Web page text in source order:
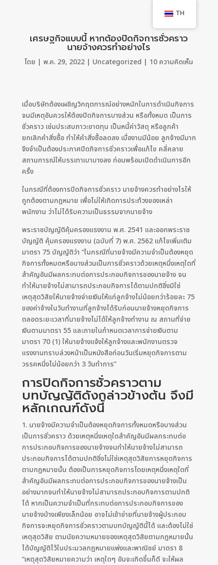
เศรษฐกิจแบบนี้ หากต้องปิดกิจการชั่วคราว
นายจ้างควรทำอย่างไร
โดย |พ.ค. 29, 2022 | Uncategorized | 10 ความคิดเห็น
เมื่อบริษัทต้องเผชิญวิกฤตการณ์อย่างหนักในการดำเนินกิจการ
จนมีเหตุอันควรให้ต้องปิดกิจการบางส่วน หรือทั้งหมด เป็นการ
ชั่วคราว เช่นประสบภาวะขาดทุน เป็นหนี้ค่าวัสดุ หรือลูกค้า
ยกเลิกคำสั่งซื้อ ทำให้คำสั่งซื้อลดลง เมื่องานมีน้อย ลูกจ้างมีมาก
จึงจำเป็นต้องประกาศปิดกิจการชั่วคราวเพื่อแก้ไข คลี่คลาย
สถานการณ์ให้บรรเทาเบาบางลง ก่อนพร้อมเปิดดำเนินการอีก
ครั้ง
ในกรณีที่ต้องการปิดกิจการชั่วคราว นายจ้างควรทำอย่างไรให้
ถูกต้องตามกฎหมาย เพื่อไม่ให้เกิดการประท้วงของเหล่า
พนักงาน ว่าไม่ได้รับความเป็นธรรมจากนายจ้าง
พระราชบัญญัติคุ้มครองแรงงาน พ.ศ. 2541 และออกพระราช
บัญญัติ คุ้มครองแรงงาน (ฉบับที่ 7) พ.ศ. 2562 แก้ไขเพิ่มเติม
มาตรา 75 บัญญัติว่า “ในกรณีที่นายจ้างมีความจำเป็นต้องหยุด
กิจการทั้งหมดหรือบางส่วนเป็นการชั่วคราวด้วยเหตุหนึ่งเหตุใดที่
สำคัญอันมีผลกระทบต่อการประกอบกิจการของนายจ้าง จน
ทำให้นายจ้างไม่สามารถประกอบกิจการได้ตามปกติซึ่งมิใช่
เหตุสุดวิสัยให้นายจ้างจ่ายเงินให้แก่ลูกจ้างไม่น้อยกว่าร้อยละ 75
ของค่าจ้างในวันทำงานที่ลูกจ้างได้รับก่อนนายจ้างหยุดกิจการ
ตลอดระยะเวลาที่นายจ้างไม่ได้ให้ลูกจ้างทำงาน ณ สถานที่จ่าย
เงินตามมาตรา 55 และภายในกำหนดเวลาการจ่ายเงินตาม
มาตรา 70 (1) ให้นายจ้างแจ้งให้ลูกจ้างและพนักงานตรวจ
แรงงานทราบล่วงหน้าเป็นหนังสือก่อนวันเริ่มหยุดกิจการตาม
วรรคหนึ่งไม่น้อยกว่า 3 วันทำการ”
การปิดกิจการชั่วคราวตาม
บทบัญญัติดังกล่าวข้างต้น จึงมี
หลักเกณฑ์ดังนี้
1. นายจ้างมีความจำเป็นต้องหยุดกิจการทั้งหมดหรือบางส่วน
เป็นการชั่วคราว ด้วยเหตุหนึ่งเหตุใดสำคัญอันมีผลกระทบต่อ
การประกอบกิจการของนายจ้างจนทำให้นายจ้างไม่สามารถ
ประกอบกิจการได้ตามปกติซึ่งไม่ใช่เหตุสุดวิสัยการหยุดกิจการ
ตามกฎหมายนั้น ต้องเป็นการหยุดกิจการโดยเหตุหนึ่งเหตุใดที่
สำคัญอันมีผลกระทบต่อการประกอบกิจการของนายจ้างเป็น
อย่างมากจนทำให้นายจ้างไม่สามารถประกอบกิจการตามปกติ
ได้ หากเป็นความจำเป็นที่กระทบต่อการประกอบกิจการของ
นายจ้างบ้างเพียงเล็กน้อย อาจไม่เข้าข่ายที่นายจ้างผู้ประกอบ
กิจการจะหยุดกิจการชั่วคราวตามบทบัญญัตินี้ได้ และต้องไม่ใช่
เหตุสุดวิสัย ตามนัยความหมายของเหตุสุดวิสัยตามกฎหมายนั้น
ได้บัญญัติไว้ในประมวลกฎหมายแพ่งและพาณิชย์ มาตรา 8
“เหตุสุดวิสัยหมายความว่า เหตุใดๆ อันจะเกิดขึ้นก็ดี จะให้ผล
TH